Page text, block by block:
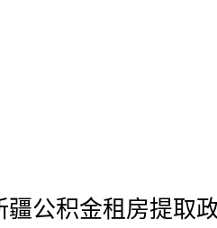
疆公积金租房提取